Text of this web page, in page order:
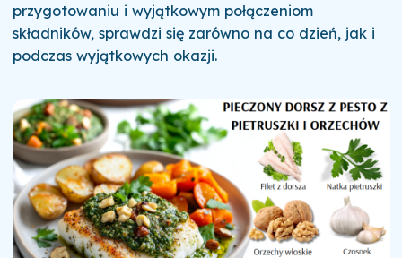
przygotowaniu i wyjątkowym połączeniom
składników, sprawdzi się zarówno na co dzień, jak i
podczas wyjątkowych okazji.